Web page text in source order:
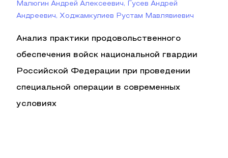
Малюгин Андрей Алексеевич, Гусев Андрей
Андреевич, Ходжамкулиев Рустам Мавлявиевич
Анализ практики продовольственного
обеспечения войск национальной гвардии
Российской Федерации при проведении
специальной операции в современных
условиях